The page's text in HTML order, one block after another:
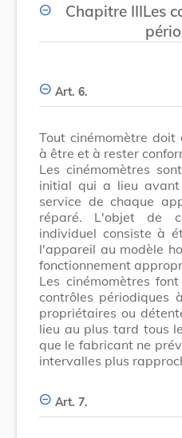
Chapitre IIILes
Art. 6.
Tout cinémomètre
à être et à rester
Les cinémomètres
initial qui a lieu
service de chaque
réparé. L'objet de
individuel consiste à
l'appareil au modèle
fonctionnement
Les cinémomètres
contrôles périodiques
propriétaires ou
lieu au plus tard tous
que le fabricant ne
intervalles plus
Art. 7.